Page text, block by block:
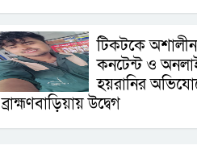
টিকটকে অশালীন
কনটেন্ট ও
হয়রানির
ব্রাহ্মণবাড়িয়ায় উদ্বেগ